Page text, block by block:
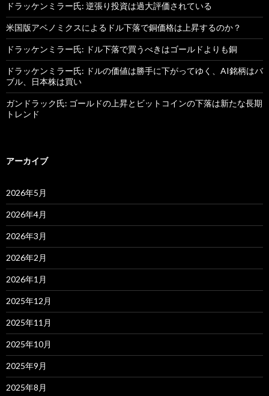
ドラッケンミラー氏: 逆張り投資は過大評価されている
米国版アベノミクスによるドル下落で銅価格は上昇するのか？
ドラッケンミラー氏: ドル下落で買うべきはゴールドよりも銅
ドラッケンミラー氏: ドルの価値は勝手に下がってゆく、AI銘柄はバ
ブル、日本株は買い
ガンドラック氏: ゴールドの上昇とビットコインの下落は新たな長期
トレンド
アーカイブ
2026年5月
2026年4月
2026年3月
2026年2月
2026年1月
2025年12月
2025年11月
2025年10月
2025年9月
2025年8月